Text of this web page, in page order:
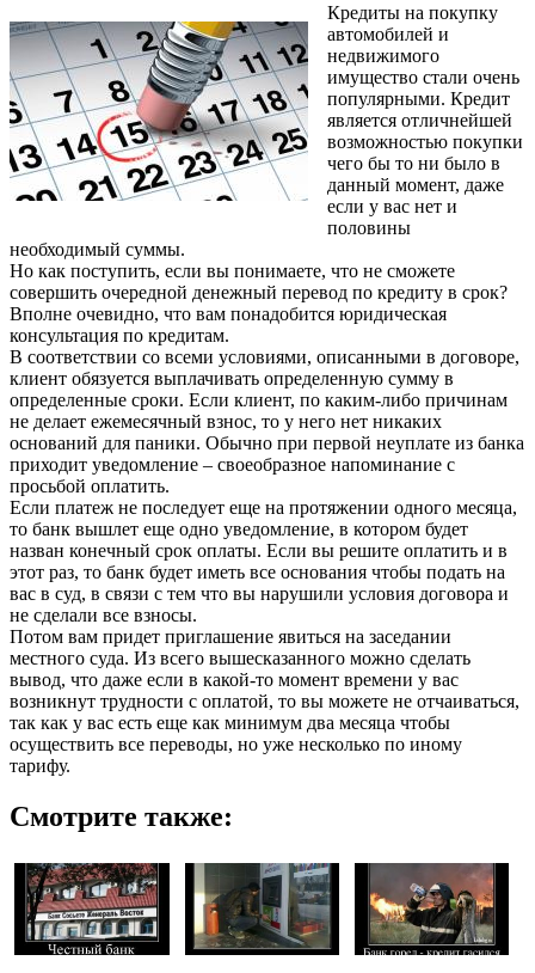
Кредиты на покупку
автомобилей и
недвижимого
имущество стали очень
популярными. Кредит
является отличнейшей
возможностью покупки
чего бы то ни было в
данный момент, даже
если у вас нет и
половины
необходимый суммы.
Но как поступить, если вы понимаете, что не сможете
совершить очередной денежный перевод по кредиту в срок?
Вполне очевидно, что вам понадобится юридическая
консультация по кредитам.
В соответствии со всеми условиями, описанными в договоре,
клиент обязуется выплачивать определенную сумму в
определенные сроки. Если клиент, по каким-либо причинам
не делает ежемесячный взнос, то у него нет никаких
оснований для паники. Обычно при первой неуплате из банка
приходит уведомление – своеобразное напоминание с
просьбой оплатить.
Если платеж не последует еще на протяжении одного месяца,
то банк вышлет еще одно уведомление, в котором будет
назван конечный срок оплаты. Если вы решите оплатить и в
этот раз, то банк будет иметь все основания чтобы подать на
вас в суд, в связи с тем что вы нарушили условия договора и
не сделали все взносы.
Потом вам придет приглашение явиться на заседании
местного суда. Из всего вышесказанного можно сделать
вывод, что даже если в какой-то момент времени у вас
возникнут трудности с оплатой, то вы можете не отчаиваться,
так как у вас есть еще как минимум два месяца чтобы
осуществить все переводы, но уже несколько по иному
тарифу.
Смотрите также: